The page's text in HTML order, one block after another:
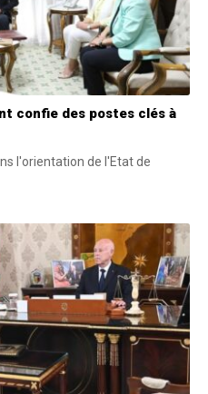
confie des postes clés à
l'orientation de l'Etat de